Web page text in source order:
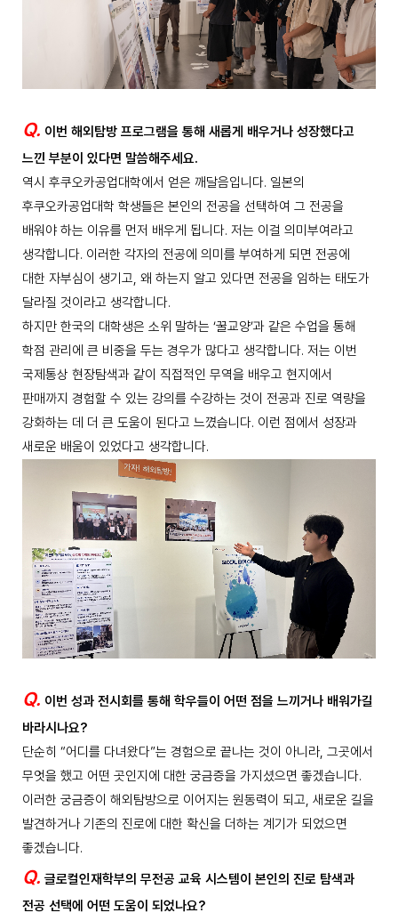
Q. 이번 해외탐방 프로그램을 통해 새롭게 배우거나 성장했다고
느낀 부분이 있다면 말씀해주세요.
역시 후쿠오카공업대학에서 얻은 깨달음입니다. 일본의
후쿠오카공업대학 학생들은 본인의 전공을 선택하여 그 전공을
배워야 하는 이유를 먼저 배우게 됩니다. 저는 이걸 의미부여라고
생각합니다. 이러한 각자의 전공에 의미를 부여하게 되면 전공에
대한 자부심이 생기고, 왜 하는지 알고 있다면 전공을 임하는 태도가
달라질 것이라고 생각합니다.
하지만 한국의 대학생은 소위 말하는 ‘꿀교양’과 같은 수업을 통해
학점 관리에 큰 비중을 두는 경우가 많다고 생각합니다. 저는 이번
국제통상 현장탐색과 같이 직접적인 무역을 배우고 현지에서
판매까지 경험할 수 있는 강의를 수강하는 것이 전공과 진로 역량을
강화하는 데 더 큰 도움이 된다고 느꼈습니다. 이런 점에서 성장과
새로운 배움이 있었다고 생각합니다.
Q. 이번 성과 전시회를 통해 학우들이 어떤 점을 느끼거나 배워가길
바라시나요?
단순히 “어디를 다녀왔다”는 경험으로 끝나는 것이 아니라, 그곳에서
무엇을 했고 어떤 곳인지에 대한 궁금증을 가지셨으면 좋겠습니다.
이러한 궁금증이 해외탐방으로 이어지는 원동력이 되고, 새로운 길을
발견하거나 기존의 진로에 대한 확신을 더하는 계기가 되었으면
좋겠습니다.
Q. 글로컬인재학부의 무전공 교육 시스템이 본인의 진로 탐색과
전공 선택에 어떤 도움이 되었나요?